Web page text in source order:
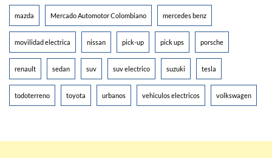
mazda Mercado Automotor Colombiano mercedes benz
movilidad electrica nissan pick-up pick ups porsche
renault sedan suv suv electrico suzuki tesla
todoterreno toyota urbanos vehiculos electricos volkswagen